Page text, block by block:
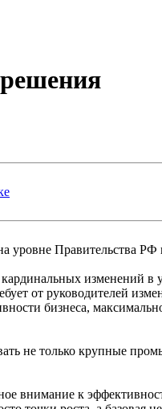
уровне Правительства РФ
изменений в
от руководителей
бизнеса,
не только крупные
внимание к